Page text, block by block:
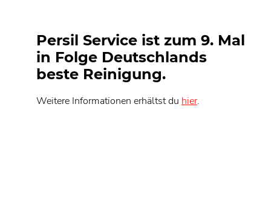
Persil Service ist zum 9. Mal
in Folge Deutschlands
beste Reinigung.
Weitere Informationen erhältst du hier.